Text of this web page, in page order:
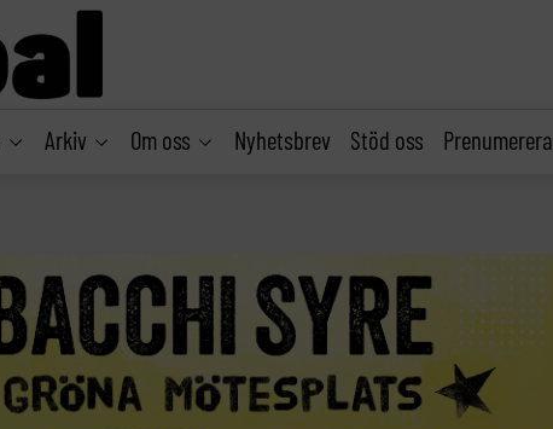
Arkiv Om oss Nyhetsbrev Stöd oss Prenumerera